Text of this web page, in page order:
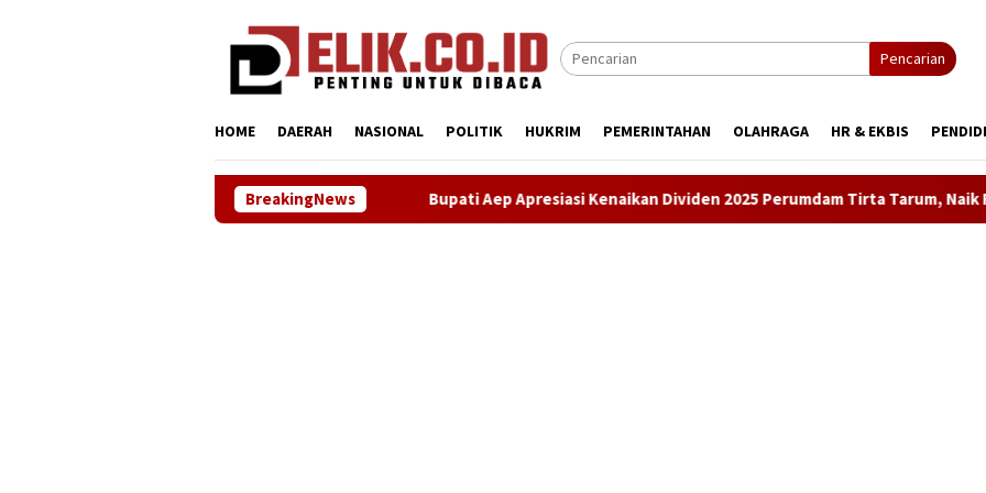
Pencarian
HOME DAERAH NASIONAL POLITIK HUKRIM PEMERINTAHAN OLAHRAGA HR & EKBIS
BreakingNews
Bupati Aep Apresiasi Kenaikan Dividen 2025 Perumdam Tirta Tarum, Naik Rp3 Miliar Lebih